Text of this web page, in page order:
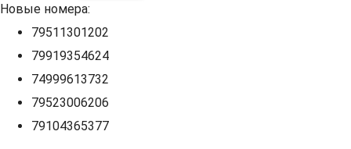
Новые номера:
79511301202
79919354624
74999613732
79523006206
79104365377